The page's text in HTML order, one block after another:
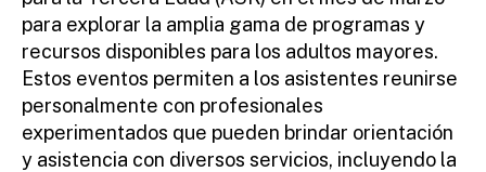
para explorar la amplia gama de programas y
recursos disponibles para los adultos mayores.
Estos eventos permiten a los asistentes reunirse
personalmente con profesionales
experimentados que pueden brindar orientación
y asistencia con diversos servicios, incluyendo la